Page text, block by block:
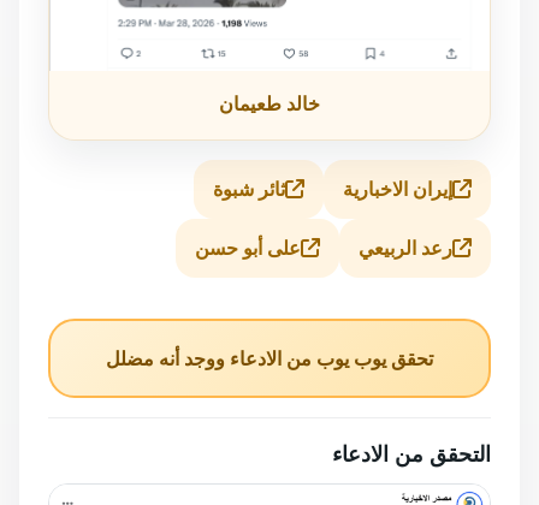
خالد طعيمان
إيران الاخبارية ثائر شبوة
رعد الربيعي على أبو حسن
تحقق يوب يوب من الادعاء ووجد أنه مضلل
التحقق من الادعاء